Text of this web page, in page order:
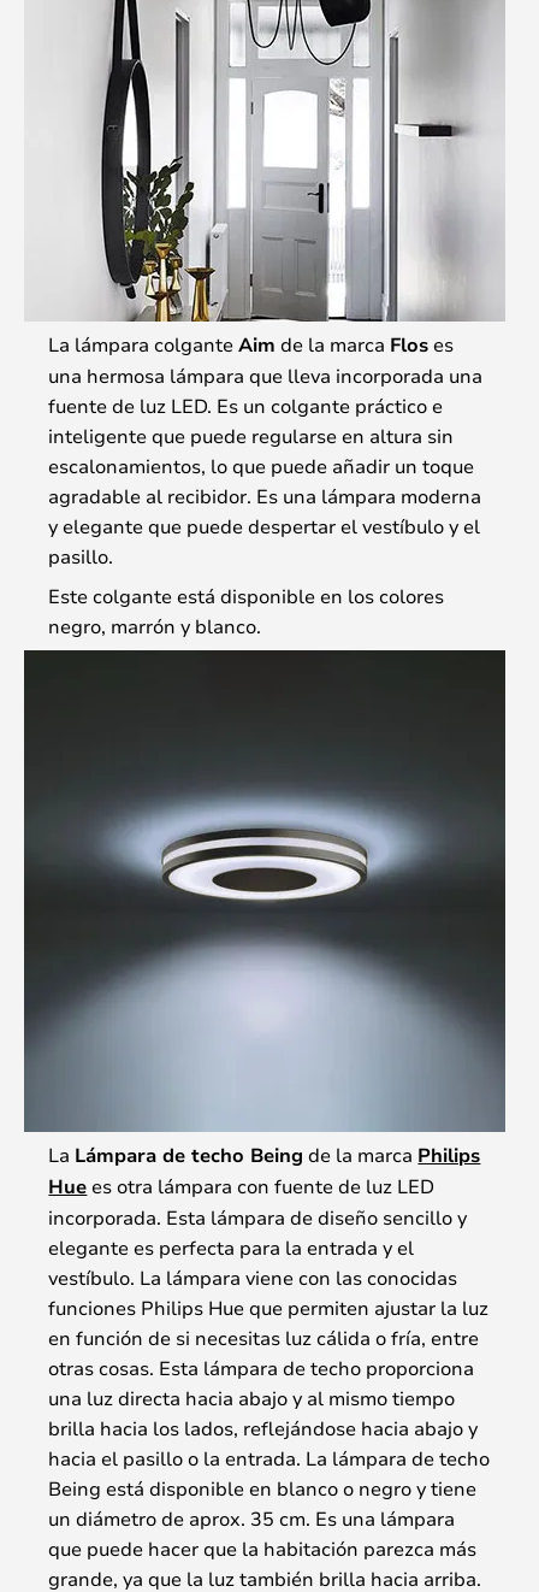
La lámpara colganteAim de la marca Floses
una hermosa lámpara que lleva incorporada una
fuente de luz LED. Es un colgante práctico e
inteligente que puede regularse en altura sin
escalonamientos, lo que puede añadir un toque
agradable al recibidor. Es una lámpara moderna
y elegante que puede despertar el vestíbulo y el
pasillo.
Este colgante está disponible en los colores
negro, marrón y blanco.
La Lámpara de techo Being de la marca Philips
Huees otra lámpara con fuente de luz LED
incorporada. Esta lámpara de diseño sencillo y
elegante es perfecta para la entrada y el
vestíbulo. La lámpara viene con las conocidas
funciones Philips Hue que permiten ajustar la luz
en función de si necesitas luz cálida o fría, entre
otras cosas. Esta lámpara de techo proporciona
una luz directa hacia abajo y al mismo tiempo
brilla hacia los lados, reflejándose hacia abajo y
hacia el pasillo o la entrada. La lámpara de techo
Being está disponible en blanco o negro y tiene
un diámetro de aprox. 35 cm. Es una lámpara
que puede hacer que la habitación parezca más
grande, ya que la luz también brilla hacia arriba.